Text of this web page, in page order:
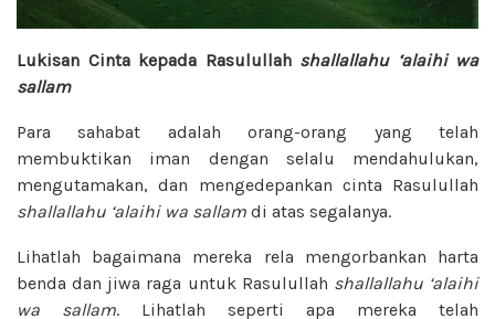
Lukisan Cinta kepada Rasulullah shallallahu ‘alaihi wa
sallam
Para sahabat adalah orang-orang yang telah
membuktikan iman dengan selalu mendahulukan,
mengutamakan, dan mengedepankan cinta Rasulullah
shallallahu ‘alaihi wa sallam di atas segalanya.
Lihatlah bagaimana mereka rela mengorbankan harta
benda dan jiwa raga untuk Rasulullah shallallahu ‘alaihi
wa sallam. Lihatlah seperti apa mereka telah